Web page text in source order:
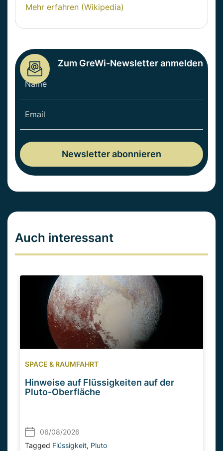
Mehr erfahren (Wikipedia)
Zum GreWi-Newsletter anmelden
Auch interessant
SPACE & RAUMFAHRT
Hinweise auf Flüssigkeiten auf der
Pluto-Oberfläche
06/08/2026
Tagged Flüssigkeit, Pluto